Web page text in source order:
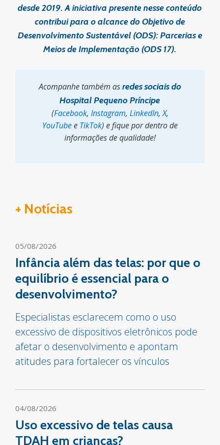
desde 2019. A iniciativa presente nesse conteúdo
contribui para o alcance do Objetivo de
Desenvolvimento Sustentável (ODS):Parcerias e
Meios de Implementação (ODS 17).
Acompanhe também asredes sociais do
Hospital Pequeno Príncipe
(Facebook, Instagram, LinkedIn,X,
YouTubee TikTok) e fique por dentro de
informações de qualidade!
+ Notícias
05/08/2026
Infância além das telas: por que o
equilíbrio é essencial para o
desenvolvimento?
Especialistas esclarecem como o uso
excessivo de dispositivos eletrônicos pode
afetar o desenvolvimento e apontam
atitudes para fortalecer os vínculos
04/08/2026
Uso excessivo de telas causa
TDAH em crianças?